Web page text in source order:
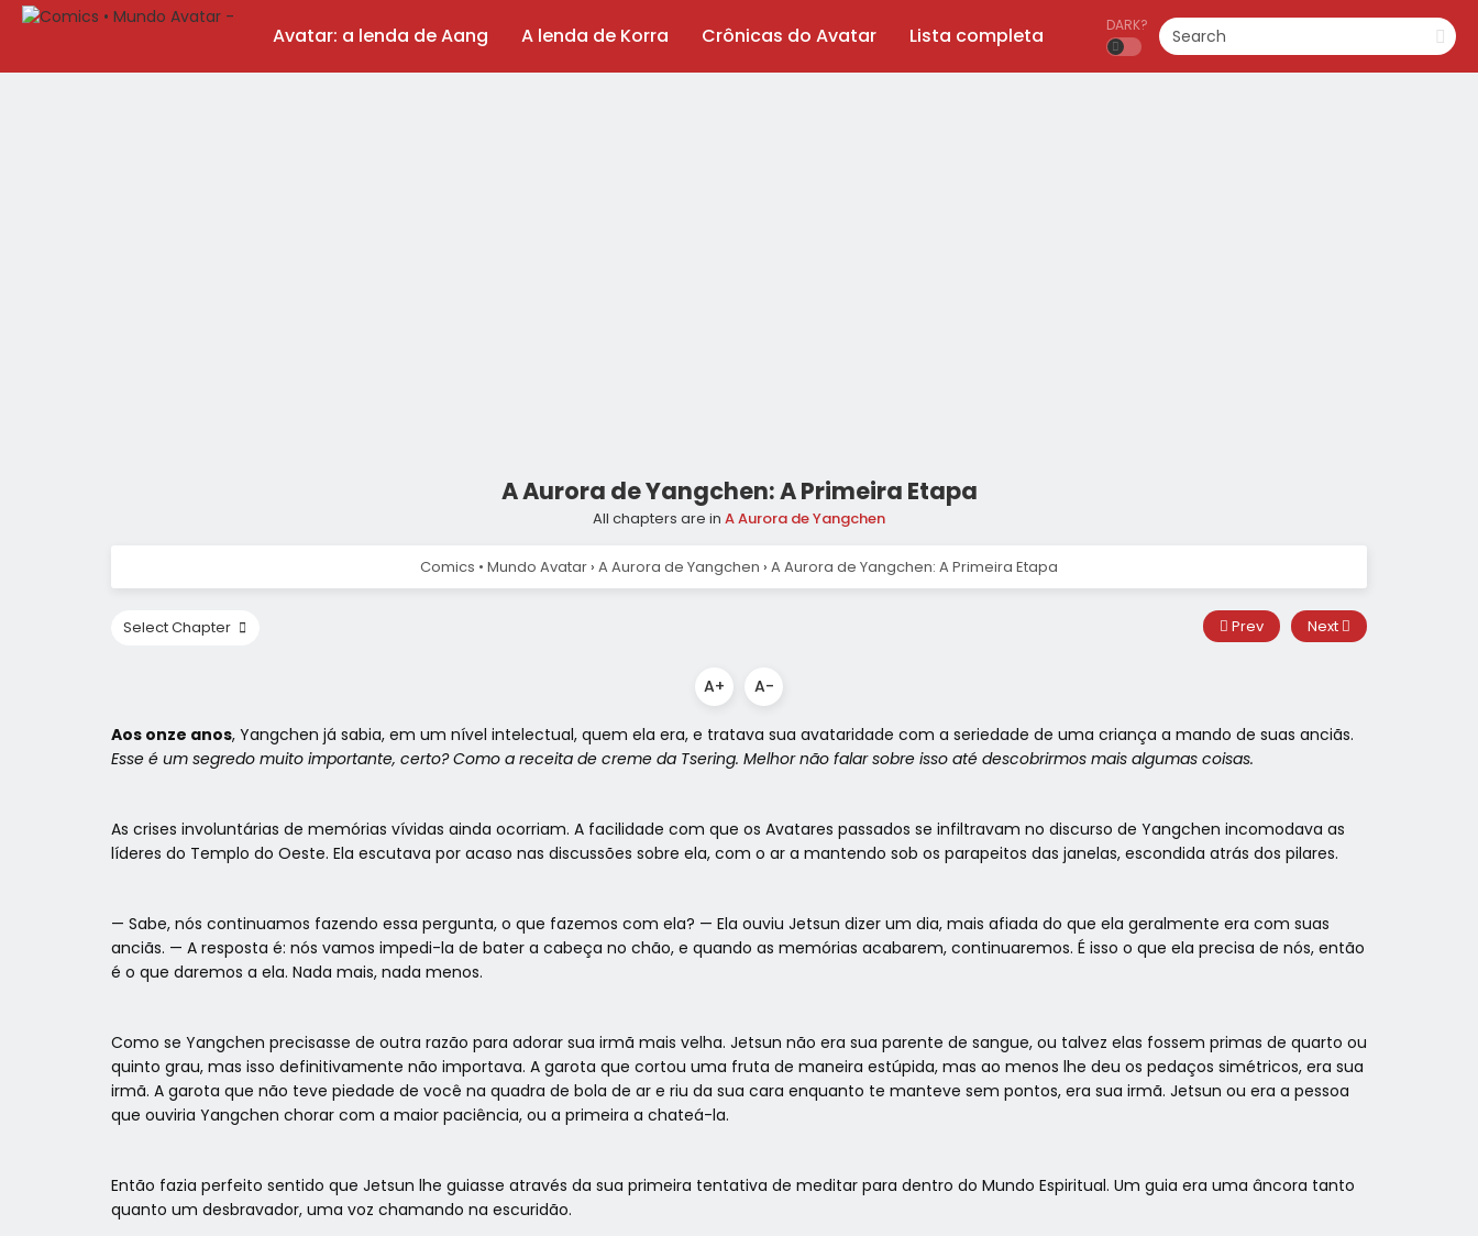
Avatar: a lenda de Aang A lenda de Korra Crônicas do Avatar Lista completa DARK?
A Aurora de Yangchen: A Primeira Etapa
All chapters are in A Aurora de Yangchen
Comics • Mundo Avatar › A Aurora de Yangchen › A Aurora de Yangchen: A Primeira Etapa
Prev Next
A+ A-
Aos onze anos, Yangchen já sabia, em um nível intelectual, quem ela era, e tratava sua avataridade com a seriedade de uma criança a mando de suas anciãs.
Esse é um segredo muito importante, certo? Como a receita de creme da Tsering. Melhor não falar sobre isso até descobrirmos mais algumas coisas.
As crises involuntárias de memórias vívidas ainda ocorriam. A facilidade com que os Avatares passados se infiltravam no discurso de Yangchen incomodava as
líderes do Templo do Oeste. Ela escutava por acaso nas discussões sobre ela, com o ar a mantendo sob os parapeitos das janelas, escondida atrás dos pilares.
— Sabe, nós continuamos fazendo essa pergunta, o que fazemos com ela? — Ela ouviu Jetsun dizer um dia, mais afiada do que ela geralmente era com suas
anciãs. — A resposta é: nós vamos impedi-la de bater a cabeça no chão, e quando as memórias acabarem, continuaremos. É isso o que ela precisa de nós, então
é o que daremos a ela. Nada mais, nada menos.
Como se Yangchen precisasse de outra razão para adorar sua irmã mais velha. Jetsun não era sua parente de sangue, ou talvez elas fossem primas de quarto ou
quinto grau, mas isso definitivamente não importava. A garota que cortou uma fruta de maneira estúpida, mas ao menos lhe deu os pedaços simétricos, era sua
irmã. A garota que não teve piedade de você na quadra de bola de ar e riu da sua cara enquanto te manteve sem pontos, era sua irmã. Jetsun ou era a pessoa
que ouviria Yangchen chorar com a maior paciência, ou a primeira a chateá-la.
Então fazia perfeito sentido que Jetsun lhe guiasse através da sua primeira tentativa de meditar para dentro do Mundo Espiritual. Um guia era uma âncora tanto
quanto um desbravador, uma voz chamando na escuridão.